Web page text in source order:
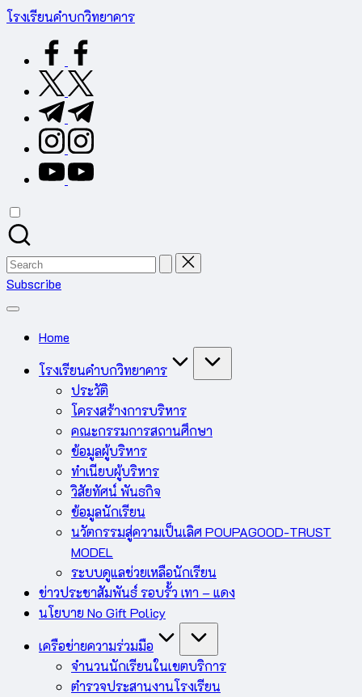
Skip
content
โรงเรียนคำบกวิทยาคาร
อ.คำชะอี
จ.มุกดาหาร
สำนักงาน
เขต
การ
ศึกษา
มุกดาหาร
facebook.com
twitter.com
t.me
instagram.com
youtube.com
Search
for:
Subscribe
Home
โรงเรียนคำบกวิทยาคาร
ประวัติ
โครงสร้างการบริหาร
คณะกรรมการสถานศึกษา
ข้อมูลผู้บริหาร
ทำเนียบผู้บริหาร
วิสัยทัศน์ พันธกิจ
ข้อมูลนักเรียน
นวัตกรรมสู่ความเป็นเลิศ POUPAGOOD-TRUST
MODEL
ระบบดูแลช่วยเหลือนักเรียน
ข่าวประชาสัมพันธ์ รอบรั้ว เทา – แดง
นโยบาย No Gift Policy
เครือข่ายความร่วมมือ
จำนวนนักเรียนในเขตบริการ
ตำรวจประสานงานโรงเรียน